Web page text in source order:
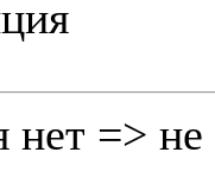
нет =>